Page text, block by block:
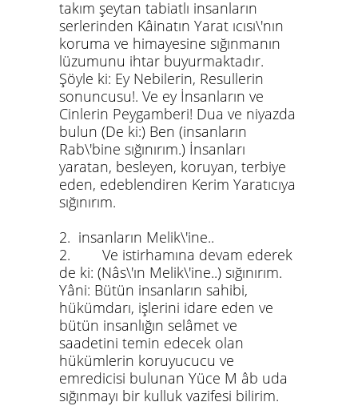
takım şeytan tabiatlı insanların
serlerinden Kâinatın Yarat ıcısı\'nın
koruma ve himayesine sığınmanın
lüzumunu ihtar buyurmaktadır.
Şöyle ki: Ey Nebilerin, Resullerin
sonuncusu!. Ve ey İnsanların ve
Cinlerin Peygamberi! Dua ve niyazda
bulun (De ki:) Ben (insanların
Rab\'bine sığınırım.) İnsanları
yaratan, besleyen, koruyan, terbiye
eden, edeblendiren Kerim Yaratıcıya
sığınırım.
2. insanların Melik\'ine..
2. Ve istirhamına devam ederek
de ki: (Nâs\'ın Melik\'ine..) sığınırım.
Yâni: Bütün insanların sahibi,
hükümdarı, işlerini idare eden ve
bütün insanlığın selâmet ve
saadetini temin edecek olan
hükümlerin koruyucucu ve
emredicisi bulunan Yüce M âb uda
sığınmayı bir kulluk vazifesi bilirim.